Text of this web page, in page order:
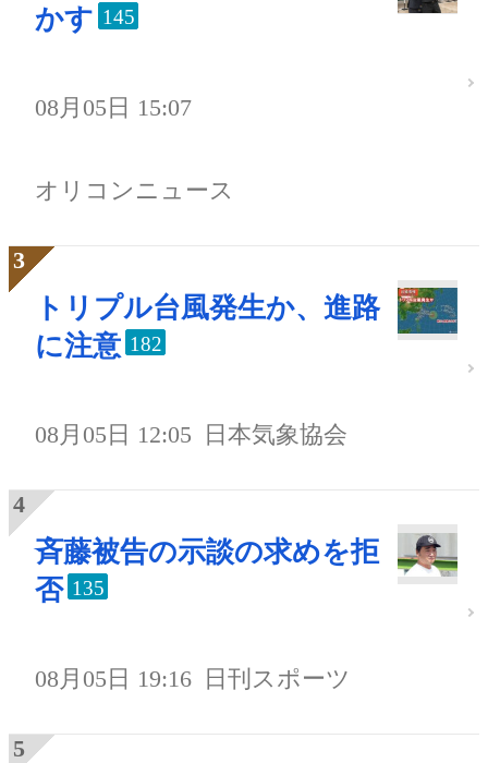
かす 145
08月05日 15:07
オリコンニュース
トリプル台風発生か、進路
に注意 182
08月05日 12:05 日本気象協会
斉藤被告の示談の求めを拒
否 135
08月05日 19:16 日刊スポーツ